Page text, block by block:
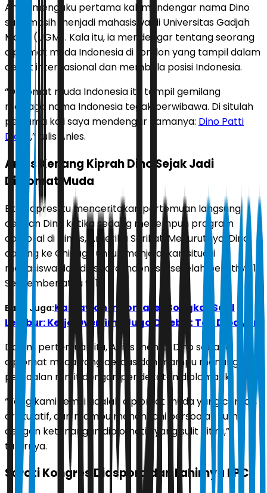
Anies mengaku pertama kali mendengar nama Dino
saat masih menjadi mahasiswa di Universitas Gadjah
Mada (UGM). Kala itu, ia mendengar tentang seorang
diplomat muda Indonesia di London yang tampil dalam
debat internasional dan membela posisi Indonesia.
“Diplomat muda Indonesia itu tampil gemilang
menjaga nama Indonesia tegak berwibawa. Di situlah
pertama kali saya mendengar namanya: Dino Patti
Djalal,” tulis Anies.
Anies Kenang Kiprah Dino Sejak Jadi
Diplomat Muda
Eks Capres itu menceritakan pertemuan langsung
dengan Dino ketika sedang menempuh program
doktoral di Illinois, Amerika Serikat. Menurutnya, Dino
datang ke Chicago untuk menjelaskan situasi
mahasiswa dan diaspora Indonesia setelah peristiwa 11
September atau 9/11.
Baca Juga:Karyawan Indomaret Bongkar Soal
Lembur: Kerja Overtime Juga Disebut Tak Dibayar
Dalam pertemuan itu, Anies menilai Dino sebagai
diplomat muda yang cerdas dan mampu menangani
persoalan rumit dengan pendekatan diplomatik.
“Yang kami temui adalah diplomat muda yang cerdas,
artikulatif, dan mampu menangani persoalan rumit
dengan ketenangan diplomatik yang sulit ditiru,”
tuturnya.
Soroti Kongres Diaspora dan Lahirnya FPCI